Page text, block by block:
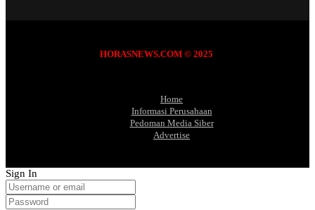
HORASNEWS.COM © 2025
Home
Informasi Perusahaan
Pedoman Media Siber
Advertise
Sign In